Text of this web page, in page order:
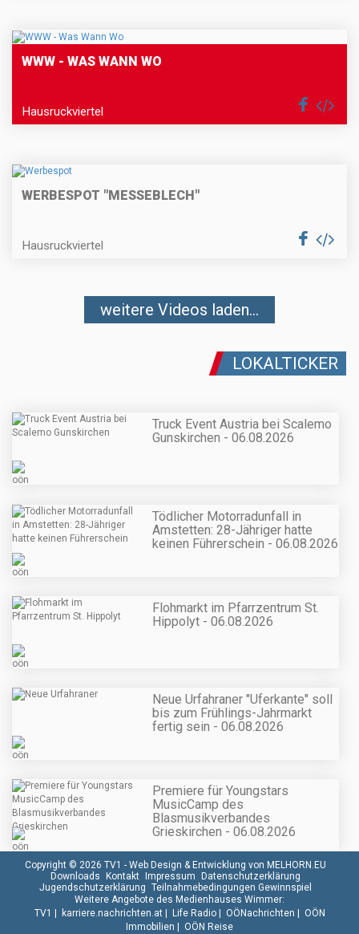
WWW - WAS WANN WO
Hausruckviertel
WERBESPOT "MESSEBLECH"
Hausruckviertel
weitere Videos laden...
LOKALTICKER
Truck Event Austria bei Scalemo
Gunskirchen - 06.08.2026
Tödlicher Motorradunfall in
Amstetten: 28-Jähriger hatte
keinen Führerschein - 06.08.2026
Flohmarkt im Pfarrzentrum St.
Hippolyt - 06.08.2026
Neue Urfahraner "Uferkante" soll
bis zum Frühlings-Jahrmarkt
fertig sein - 06.08.2026
Premiere für Youngstars
MusicCamp des
Blasmusikverbandes
Grieskirchen - 06.08.2026
Copyright © 2026 TV1 - Web Design & Entwicklung von MELHORN.EU
Downloads
Kontakt Impressum
Datenschutzerklärung
Jugendschutzerklärung Teilnahmebedingungen Gewinnspiel
Weitere Angebote des Medienhauses Wimmer:
TV1
karriere.nachrichten.at| Life Radio| OÖNachrichten
OÖN
Immobilien
OÖN Reise